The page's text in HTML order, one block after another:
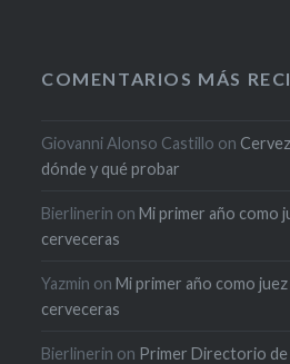
COMENTARIOS MÁS
Giovanni Alonso Castillo on
dónde y qué probar
Bierlinerin onMi primer año como
cerveceras
Yazmin onMi primer año como
cerveceras
Bierlinerin on Primer Directorio de